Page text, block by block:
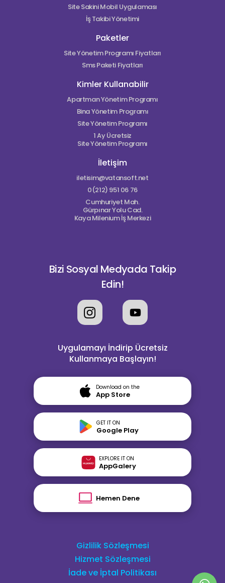
Site Sakini Mobil Uygulaması
İş Takibi Yönetimi
Paketler
Site Yönetim Programı Fiyatları
Sms Paketi Fiyatları
Kimler Kullanabilir
Apartman Yönetim Programı
Bina Yönetim Programı
Site Yönetim Programı
1 Ay Ücretsiz
Site Yönetim Programı
İletişim
iletisim@vatansoft.net
0(212) 951 06 76
Cumhuriyet Mah.
Gürpınar Yolu Cad.
Kaya Milenium İş Merkezi
Bizi Sosyal Medyada Takip
Edin!
Uygulamayı İndirip Ücretsiz
Kullanmaya Başlayın!
Download on the
App Store
GET IT ON
Google Play
EXPLORE IT ON
AppGalery
Hemen Dene
Gizlilik Sözleşmesi
Hizmet Sözleşmesi
İade ve İptal Politikası